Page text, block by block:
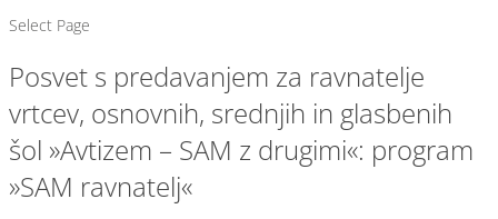
Select Page
Posvet s predavanjem za ravnatelje
vrtcev, osnovnih, srednjih in glasbenih
šol »Avtizem – SAM z drugimi«: program
»SAM ravnatelj«